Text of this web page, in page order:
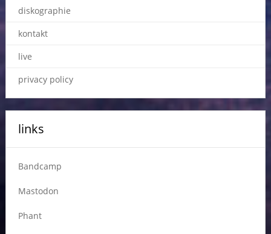
diskographie
kontakt
live
privacy policy
links
Bandcamp
Mastodon
Phant